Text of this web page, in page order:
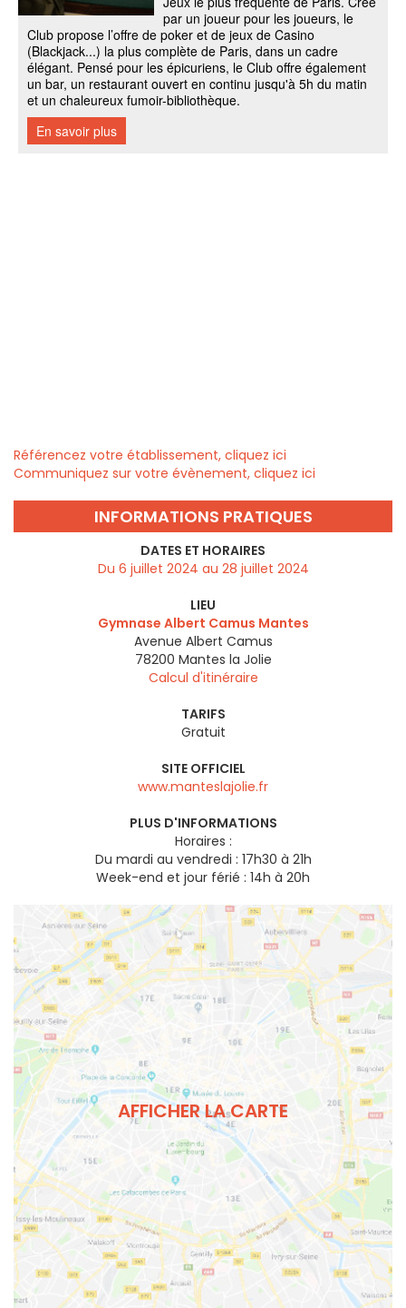
Référencez votre établissement, cliquez ici
Communiquez sur votre évènement, cliquez ici
INFORMATIONS PRATIQUES
DATES ET HORAIRES
Du 6 juillet 2024 au 28 juillet 2024
LIEU
Gymnase Albert Camus Mantes
Avenue Albert Camus
78200 Mantes la Jolie
Calcul d'itinéraire
TARIFS
Gratuit
SITE OFFICIEL
www.manteslajolie.fr
PLUS D'INFORMATIONS
Horaires :
Du mardi au vendredi : 17h30 à 21h
Week-end et jour férié : 14h à 20h
AFFICHER LA CARTE